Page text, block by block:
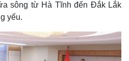
Thị trường
Giá vàng
Tiêu dùng
sông từ Hà Tĩnh đến Đắk Lắk
yếu.